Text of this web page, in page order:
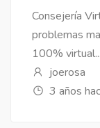
Consejería
problemas
100% virtual...
joerosa
3 años